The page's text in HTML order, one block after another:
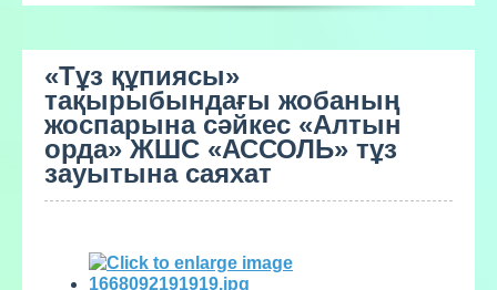
«Тұз құпиясы»
тақырыбындағы жобаның
жоспарына сәйкес «Алтын
орда» ЖШС «АССОЛЬ» тұз
зауытына саяхат